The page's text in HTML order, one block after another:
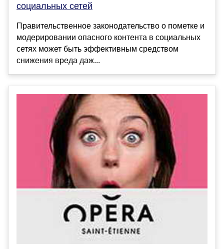
социальных сетей
Правительственное законодательство о пометке и
модерировании опасного контента в социальных
сетях может быть эффективным средством
снижения вреда даж...